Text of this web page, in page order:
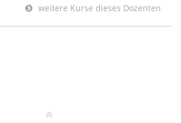
weitere Kurse dieses Dozenten